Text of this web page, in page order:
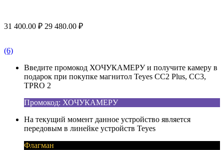
31 400.00 ₽ 29 480.00 ₽
(6)
Введите промокод ХОЧУКАМЕРУ и получите камеру в
подарок при покупке магнитол Teyes CC2 Plus, CC3,
TPRO 2
Промокод: ХОЧУКАМЕРУ
На текущий момент данное устройство является
передовым в линейке устройств Teyes
Флагман